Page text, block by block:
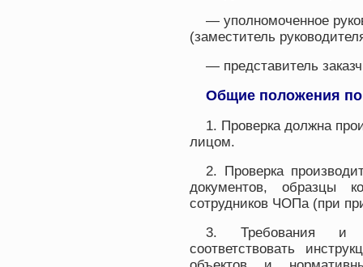
— уполномоченное
(заместитель
— представитель
Общие положения
1. Проверка должна
лицом.
2. Проверка
документов, образцы
сотрудников ЧОПа (при
3. Требования и
соответствовать